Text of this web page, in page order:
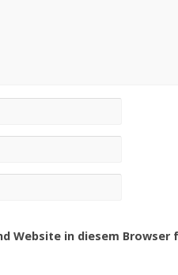
Website in diesem